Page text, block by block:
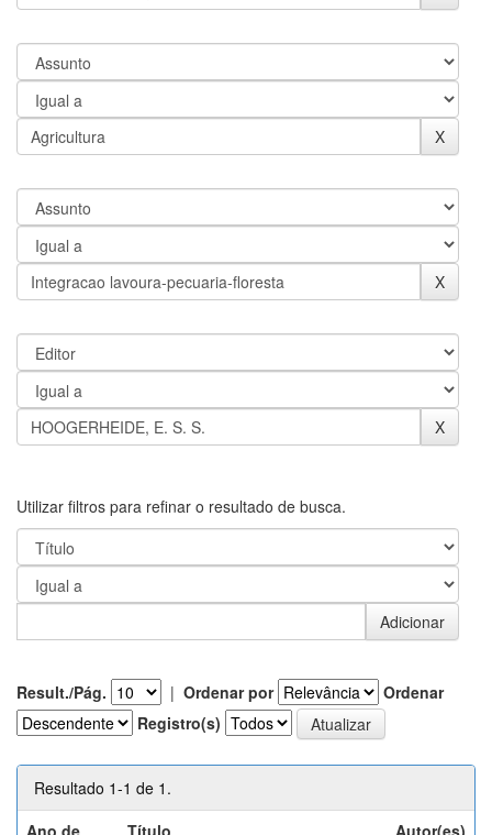
Utilizar filtros para refinar o resultado de busca.
Result./Pág. | Ordenar por
Ordenar
Registro(s)
Resultado 1-1 de 1.
Ano de
Título Autor(es)